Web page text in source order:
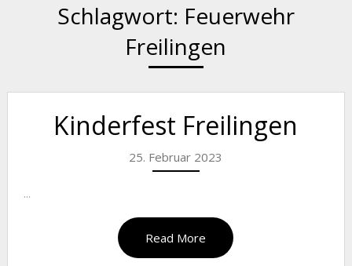
Schlagwort: Feuerwehr
Freilingen
Kinderfest Freilingen
25. Februar 2023
...
Read More